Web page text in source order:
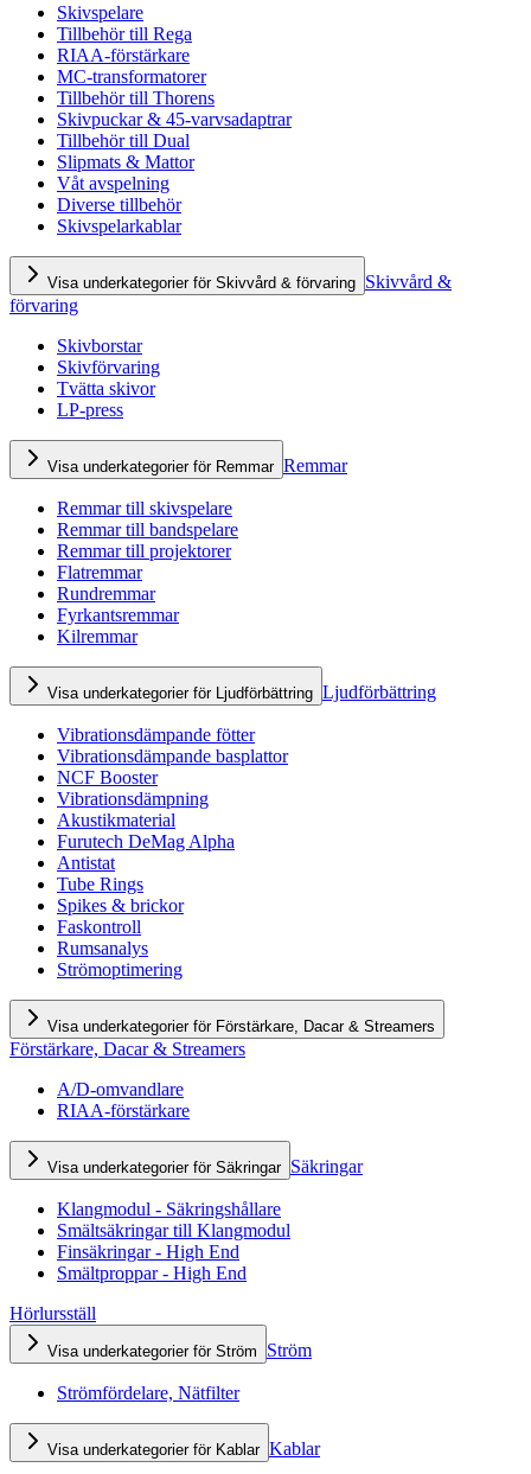
Skivspelare
Tillbehör till Rega
RIAA-förstärkare
MC-transformatorer
Tillbehör till Thorens
Skivpuckar & 45-varvsadaptrar
Tillbehör till Dual
Slipmats & Mattor
Våt avspelning
Diverse tillbehör
Skivspelarkablar
Visa underkategorier för Skivvård & förvaring Skivvård &
förvaring
Skivborstar
Skivförvaring
Tvätta skivor
LP-press
Visa underkategorier för Remmar Remmar
Remmar till skivspelare
Remmar till bandspelare
Remmar till projektorer
Flatremmar
Rundremmar
Fyrkantsremmar
Kilremmar
Visa underkategorier för Ljudförbättring Ljudförbättring
Vibrationsdämpande fötter
Vibrationsdämpande basplattor
NCF Booster
Vibrationsdämpning
Akustikmaterial
Furutech DeMag Alpha
Antistat
Tube Rings
Spikes & brickor
Faskontroll
Rumsanalys
Strömoptimering
Visa underkategorier för Förstärkare, Dacar & Streamers
Förstärkare, Dacar & Streamers
A/D-omvandlare
RIAA-förstärkare
Visa underkategorier för Säkringar Säkringar
Klangmodul - Säkringshållare
Smältsäkringar till Klangmodul
Finsäkringar - High End
Smältproppar - High End
Hörlursställ
Visa underkategorier för Ström Ström
Strömfördelare, Nätfilter
Visa underkategorier för Kablar Kablar